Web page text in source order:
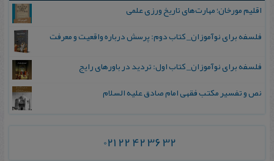
اقلیم مورخان؛ مهارت‌های تاریخ ورزی علمی
فلسفه برای نوآموزان_ کتاب دوم: پرسش درباره واقعیت و معرفت
فلسفه برای نوآموزان_ کتاب اول: تردید در باورهای رایج
نص و تفسیر مکتب فقهی امام صادق علیه السلام
021 22 42 36 32